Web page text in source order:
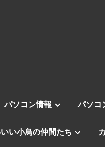
パソコン情報 パソコ
い小鳥の仲間たち